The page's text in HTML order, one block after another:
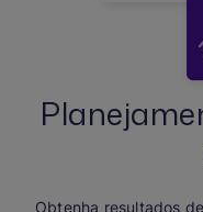
Obtenha resultados